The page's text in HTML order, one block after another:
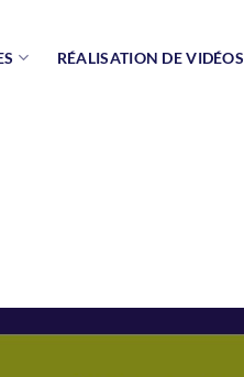
RÉALISATION DE VIDÉOS